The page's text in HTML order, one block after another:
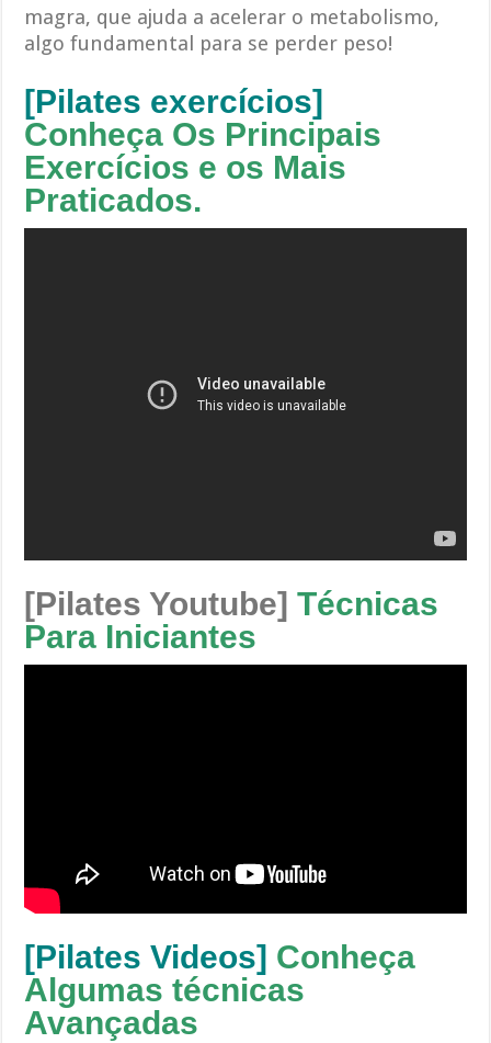
magra, que ajuda a acelerar o metabolismo,
algo fundamental para se perder peso!
[Pilates exercícios]
Conheça Os Principais
Exercícios e os Mais
Praticados.
[Pilates Youtube]Técnicas
Para Iniciantes
[Pilates Videos] Conheça
Algumas técnicas
Avançadas